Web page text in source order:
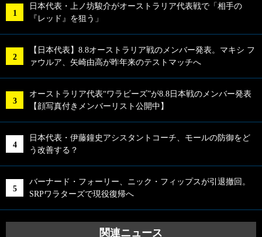
日本代表・上ノ坊駿介がオーストラリア代表戦で「相手の
『レッド』を狙う」
【日本代表】8.8オーストラリア戦のメンバー発表。マキシ フ
ァウルア、矢崎由高が昨年来のテストマッチへ
オーストラリア代表“ワラビーズ”が8.8日本戦のメンバー発表
【顔写真付きメンバーリスト公開中】
日本代表・伊藤鐘史アシスタントコーチ、モールの防御をど
う改善する？
バーナード・フォーリー、ニック・フィップスが引退撤回。
SRPワラターズで現役復帰へ
関連ニュース